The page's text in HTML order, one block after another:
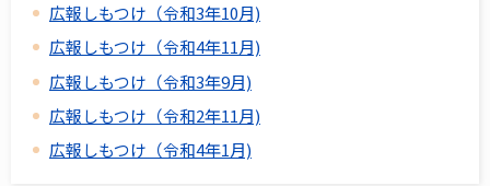
広報しもつけ（令和3年10月)
広報しもつけ（令和4年11月)
広報しもつけ（令和3年9月)
広報しもつけ（令和2年11月)
広報しもつけ（令和4年1月)